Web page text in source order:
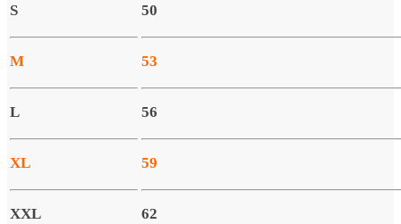
S 50
M 53
L 56
XL 59
XXL 62